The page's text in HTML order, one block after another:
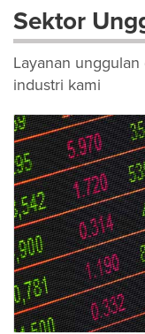
Sektor
Layanan
industri kami